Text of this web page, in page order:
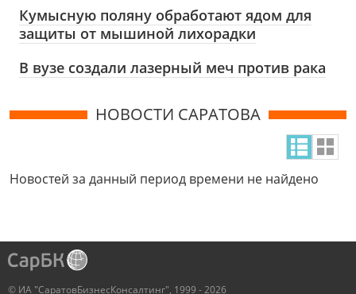
Кумысную поляну обработают ядом для
защиты от мышиной лихорадки
В вузе создали лазерный меч против рака
НОВОСТИ САРАТОВА
Новостей за данный период времени не найдено
© ИА "СаратовБизнесКонсалтинг", 1999 - 2026